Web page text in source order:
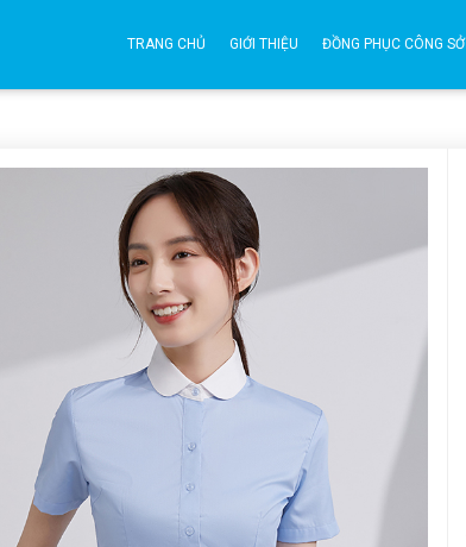
TRANG CHỦ GIỚI THIỆU ĐỒNG PHỤC CÔNG SỞ